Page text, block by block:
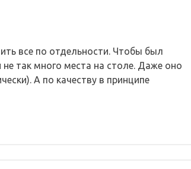
все по отдельности. Чтобы был
так много места на столе. Даже оно
А по качеству в принципе